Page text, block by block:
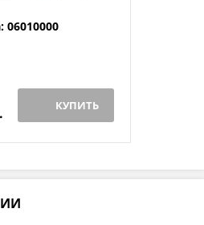
06010000
КУПИТЬ